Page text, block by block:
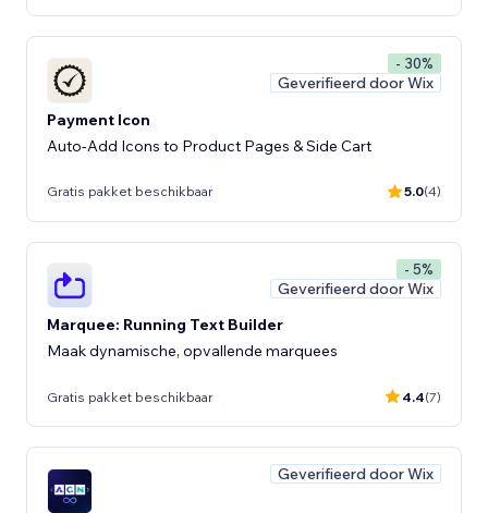
- 30%
Geverifieerd door Wix
Payment Icon
Auto-Add Icons to Product Pages & Side Cart
Gratis pakket beschikbaar 5.0(4)
- 5%
Geverifieerd door Wix
Marquee: Running Text Builder
Maak dynamische, opvallende marquees
Gratis pakket beschikbaar 4.4(7)
Geverifieerd door Wix